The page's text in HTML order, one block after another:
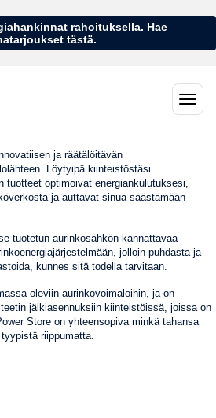
rahoituksella. Hae
tästä.
ja räätälöitävän
Löytyipä kiinteistöstäsi
tuotteet optimoivat energiankulutuksesi,
ja auttavat sinua säästämään
tuotetun aurinkosähkön kannattavaa
jolloin puhdasta ja
kunnes sitä todella tarvitaan.
oleviin aurinkovoimaloihin, ja on
jälkiasennuksiin kiinteistöissä, joissa on
Store on yhteensopiva minkä tahansa
riippumatta.